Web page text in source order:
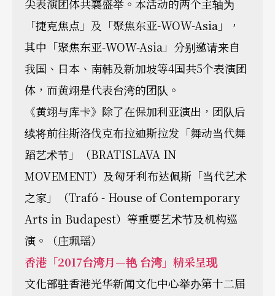
尖表演团体共襄盛举。本活动的两个主轴为
「捷克焦点」及「聚焦东亚-WOW-Asia」，
其中「聚焦东亚-WOW-Asia」分别邀请来自
我国、日本、南韩及新加坡等4国共5个表演团
体，而黄翊是代表台湾的团队。
《黄翊与库卡》除了在保加利亚演出，团队后
续将前往斯洛伐克布拉迪斯拉发「舞动当代舞
蹈艺术节」（BRATISLAVA IN
MOVEMENT）及匈牙利布达佩斯「当代艺术
之家」（Trafó - House of Contemporary
Arts in Budapest）等重要艺术节及机构巡
演。（庄珮瑶）
香港「2017台湾月—艳 台湾」精采呈现
文化部驻香港光华新闻文化中心举办第十二届